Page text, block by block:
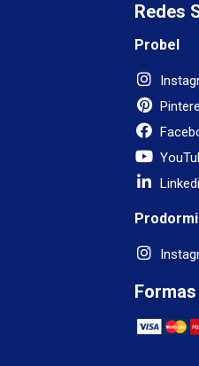
Redes
Probel